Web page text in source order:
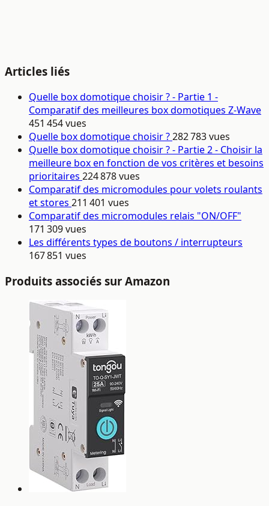
Articles liés
Quelle box domotique choisir ? - Partie 1 -
Comparatif des meilleures box domotiques Z-Wave
451 454 vues
Quelle box domotique choisir ?282 783 vues
Quelle box domotique choisir ? - Partie 2 - Choisir la
meilleure box en fonction de vos critères et besoins
prioritaires 224 878 vues
Comparatif des micromodules pour volets roulants
et stores 211 401 vues
Comparatif des micromodules relais "ON/OFF"
171 309 vues
Les différents types de boutons / interrupteurs
167 851 vues
Produits associés sur Amazon